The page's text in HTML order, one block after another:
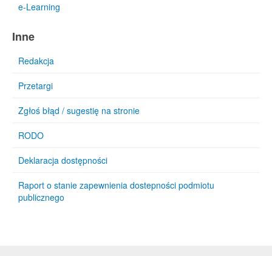
e-Learning
Inne
Redakcja
Przetargi
Zgłoś błąd / sugestię na stronie
RODO
Deklaracja dostępności
Raport o stanie zapewnienia dostepności podmiotu
publicznego